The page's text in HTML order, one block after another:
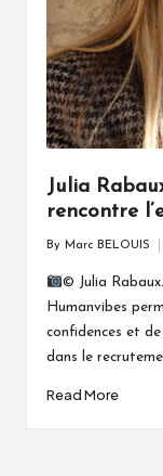
Julia
rencontre
by
By Marc BELOUIS
© Julia
Humanvibes
confidences et
dans le
Read More